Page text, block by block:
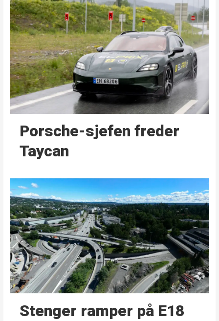
Porsche-sjefen freder
Taycan
Stenger ramper på E18